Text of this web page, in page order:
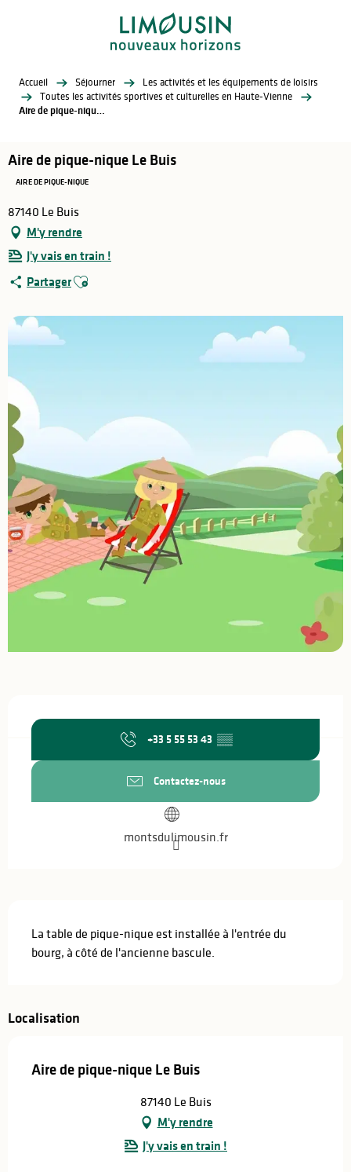
Accueil Séjourner
Les activités et les équipements de loisirs
Toutes les activités sportives et culturelles en Haute-Vienne
Aire de pique-nique Le Buis
Aire de pique-nique Le Buis
AIRE DE PIQUE-NIQUE
87140 Le Buis
M'y rendre
J'y vais en train !
PartagerAjouter aux favoris
+33 5 55 53 43 ▒▒
Contactez-nous
montsdulimousin.fr
La table de pique-nique est installée à l'entrée du
bourg, à côté de l'ancienne bascule.
Localisation
Aire de pique-nique Le Buis
87140 Le Buis
M'y rendre
J'y vais en train !